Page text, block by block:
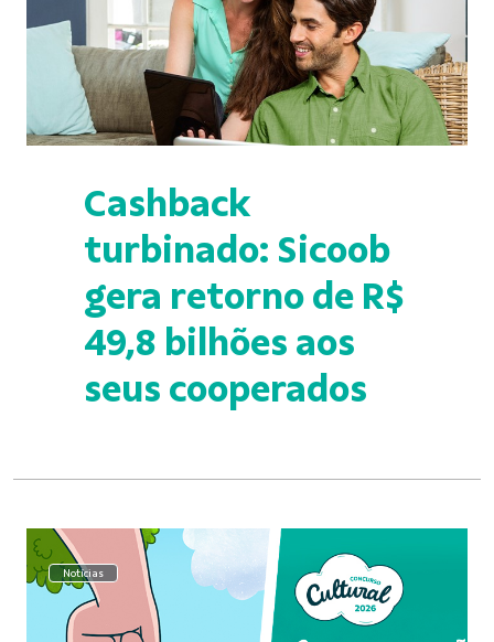
Cashback
turbinado: Sicoob
gera retorno de R$
49,8 bilhões aos
seus cooperados
Notícias